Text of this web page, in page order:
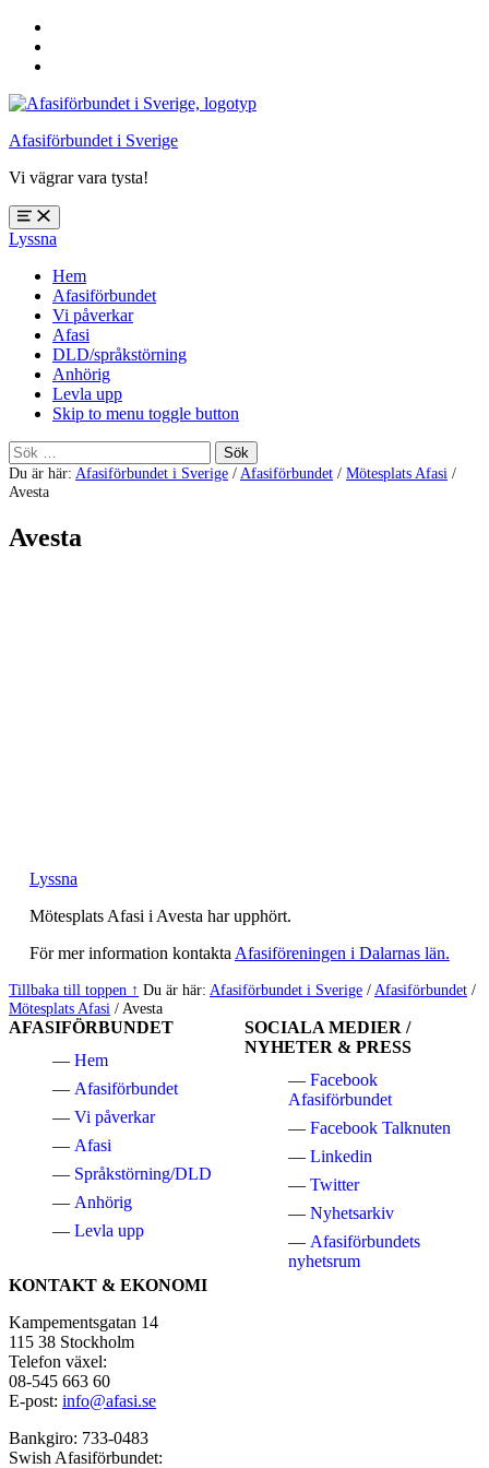
sidfoten
Afasiförbundet i Sverige
Vi vägrar vara tysta!
Öppna
meny:
%s
Lyssna
Hem
Afasiförbundet
Vi påverkar
Afasi
DLD/språkstörning
Anhörig
Levla upp
Skip to menu toggle button
Sök
efter:
Du är här: Afasiförbundet i Sverige /Afasiförbundet / Mötesplats Afasi /
Avesta
Avesta
Lyssna
Mötesplats Afasi i Avesta har upphört.
För mer information kontakta Afasiföreningen i Dalarnas län.
Hoppa
tillbaka
till
Tillbaka till toppen ↑ Du är här: Afasiförbundet i Sverige / Afasiförbundet /
Mötesplats Afasi / Avesta
AFASIFÖRBUNDET
Hem
Afasiförbundet
Vi påverkar
Afasi
Språkstörning/DLD
Anhörig
Levla upp
SOCIALA MEDIER /
NYHETER & PRESS
Facebook
Afasiförbundet
Facebook Talknuten
Linkedin
Twitter
Nyhetsarkiv
Afasiförbundets
nyhetsrum
KONTAKT & EKONOMI
Kampementsgatan 14
115 38 Stockholm
Telefon växel:
08-545 663 60
E-post: info@afasi.se
Bankgiro: 733-0483
Swish Afasiförbundet: